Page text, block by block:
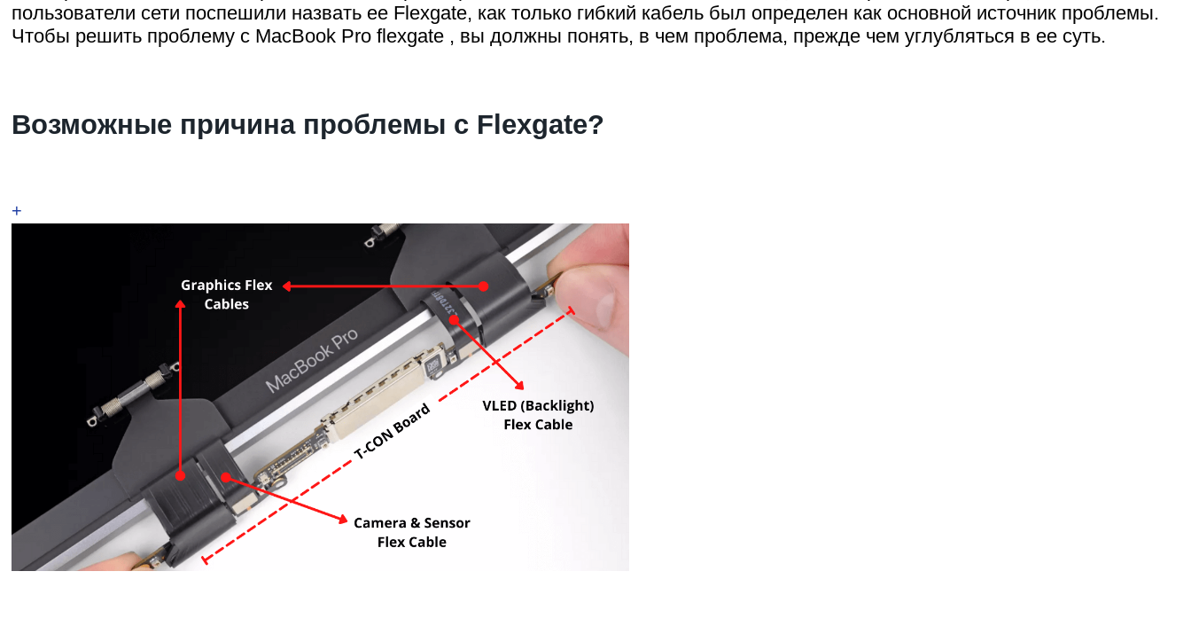
пользователи сети поспешили назвать ее Flexgate, как только гибкий кабель был определен как основной источник проблемы.
Чтобы решить проблему с MacBook Pro flexgate , вы должны понять, в чем проблема, прежде чем углубляться в ее суть.
Возможные причина проблемы с Flexgate?
+